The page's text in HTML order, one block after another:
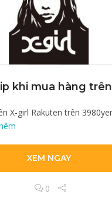
X-girl Rakuten trên
XEM NGAY
0